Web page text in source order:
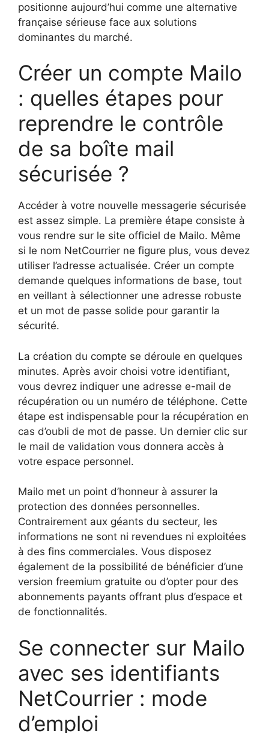
positionne aujourd’hui comme une alternative
française sérieuse face aux solutions
dominantes du marché.
Créer un compte Mailo
: quelles étapes pour
reprendre le contrôle
de sa boîte mail
sécurisée ?
Accéder à votre nouvelle messagerie sécurisée
est assez simple. La première étape consiste à
vous rendre sur le site officiel de Mailo. Même
si le nom NetCourrier ne figure plus, vous devez
utiliser l’adresse actualisée. Créer un compte
demande quelques informations de base, tout
en veillant à sélectionner une adresse robuste
et un mot de passe solide pour garantir la
sécurité.
La création du compte se déroule en quelques
minutes. Après avoir choisi votre identifiant,
vous devrez indiquer une adresse e-mail de
récupération ou un numéro de téléphone. Cette
étape est indispensable pour la récupération en
cas d’oubli de mot de passe. Un dernier clic sur
le mail de validation vous donnera accès à
votre espace personnel.
Mailo met un point d’honneur à assurer la
protection des données personnelles.
Contrairement aux géants du secteur, les
informations ne sont ni revendues ni exploitées
à des fins commerciales. Vous disposez
également de la possibilité de bénéficier d’une
version freemium gratuite ou d’opter pour des
abonnements payants offrant plus d’espace et
de fonctionnalités.
Se connecter sur Mailo
avec ses identifiants
NetCourrier : mode
d’emploi